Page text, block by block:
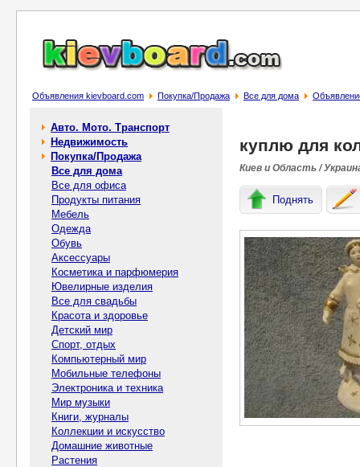
Объявления kievboard.com Покупка/Продажа Все для дома
Авто. Мото. Транспорт
Недвижимость
Покупка/Продажа
Все для дома
Все для офиса
Продукты питания
Мебель
Одежда
Обувь
Аксессуары
Косметика и парфюмерия
Ювелирные изделия
Все для свадьбы
Красота и здоровье
Детский мир
Спорт, отдых
Компьютерный мир
Мобильные телефоны
Электроника и техника
Мир музыки
Книги, журналы
Коллекции и искусство
Домашние животные
Растения
куплю для
Киев и Область /
Поднять